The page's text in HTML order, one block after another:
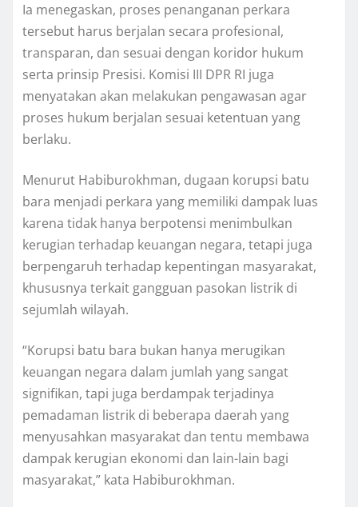
Ia menegaskan, proses penanganan perkara
tersebut harus berjalan secara profesional,
transparan, dan sesuai dengan koridor hukum
serta prinsip Presisi. Komisi III DPR RI juga
menyatakan akan melakukan pengawasan agar
proses hukum berjalan sesuai ketentuan yang
berlaku.
Menurut Habiburokhman, dugaan korupsi batu
bara menjadi perkara yang memiliki dampak luas
karena tidak hanya berpotensi menimbulkan
kerugian terhadap keuangan negara, tetapi juga
berpengaruh terhadap kepentingan masyarakat,
khususnya terkait gangguan pasokan listrik di
sejumlah wilayah.
“Korupsi batu bara bukan hanya merugikan
keuangan negara dalam jumlah yang sangat
signifikan, tapi juga berdampak terjadinya
pemadaman listrik di beberapa daerah yang
menyusahkan masyarakat dan tentu membawa
dampak kerugian ekonomi dan lain-lain bagi
masyarakat,” kata Habiburokhman.